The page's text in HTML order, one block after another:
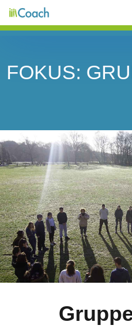
FOKUS: